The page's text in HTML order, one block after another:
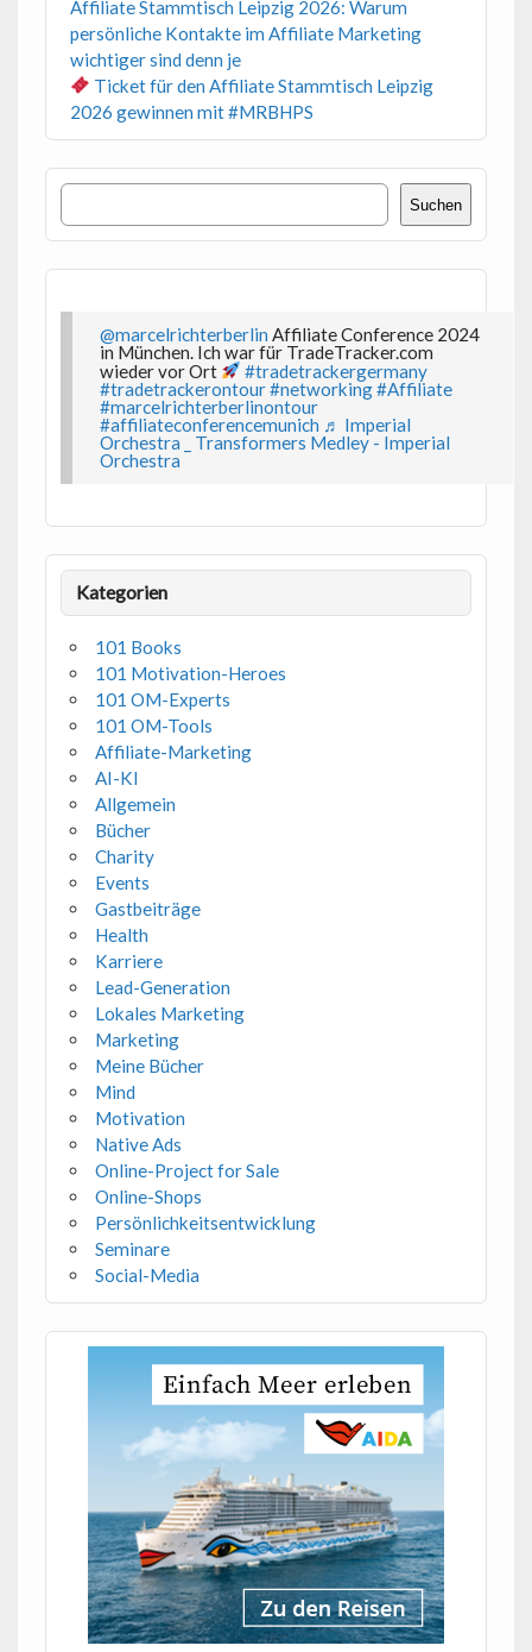
Affiliate Stammtisch Leipzig 2026: Warum
persönliche Kontakte im Affiliate Marketing
wichtiger sind denn je
Ticket für den Affiliate Stammtisch Leipzig
2026 gewinnen mit #MRBHPS
Suchen
Suchen
@marcelrichterberlin Affiliate Conference 2024
in München. Ich war für TradeTracker.com
wieder vor Ort
#tradetrackergermany
#tradetrackerontour#networking#Affiliate
#marcelrichterberlinontour
#affiliateconferencemunich ♬ Imperial
Orchestra _ Transformers Medley - Imperial
Orchestra
Kategorien
101 Books
101 Motivation-Heroes
101 OM-Experts
101 OM-Tools
Affiliate-Marketing
AI-KI
Allgemein
Bücher
Charity
Events
Gastbeiträge
Health
Karriere
Lead-Generation
Lokales Marketing
Marketing
Meine Bücher
Mind
Motivation
Native Ads
Online-Project for Sale
Online-Shops
Persönlichkeitsentwicklung
Seminare
Social-Media